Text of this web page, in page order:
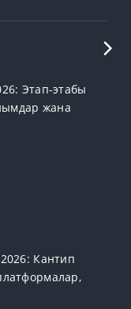
Этап-этабы
жана
Кантип